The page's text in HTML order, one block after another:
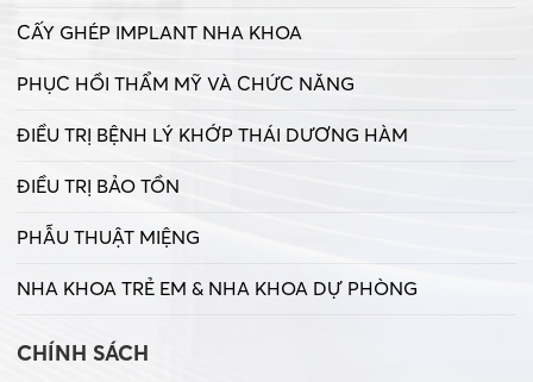
CẤY GHÉP IMPLANT NHA KHOA
PHỤC HỒI THẨM MỸ VÀ CHỨC NĂNG
ĐIỀU TRỊ BỆNH LÝ KHỚP THÁI DƯƠNG HÀM
ĐIỀU TRỊ BẢO TỒN
PHẪU THUẬT MIỆNG
NHA KHOA TRẺ EM & NHA KHOA DỰ PHÒNG
CHÍNH SÁCH